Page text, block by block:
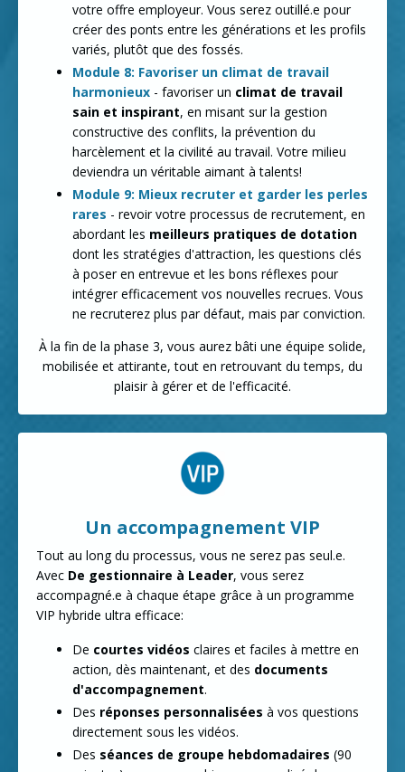
votre offre employeur. Vous serez outillé.e pour
créer des ponts entre les générations et les profils
variés, plutôt que des fossés.
Module 8: Favoriser un climat de travail
harmonieux - favoriser un climat de travail
sain et inspirant, en misant sur la gestion
constructive des conflits, la prévention du
harcèlement et la civilité au travail. Votre milieu
deviendra un véritable aimant à talents!
Module 9: Mieux recruter et garder les perles
rares - revoir votre processus de recrutement, en
abordant les meilleurs pratiques de dotation
dont les stratégies d'attraction, les questions clés
à poser en entrevue et les bons réflexes pour
intégrer efficacement vos nouvelles recrues. Vous
ne recruterez plus par défaut, mais par conviction.
À la fin de la phase 3, vous aurez bâti une équipe solide,
mobilisée et attirante, tout en retrouvant du temps, du
plaisir à gérer et de l'efficacité.
Un accompagnement VIP
Tout au long du processus, vous ne serez pas seul.e.
Avec De gestionnaire à Leader, vous serez
accompagné.e à chaque étape grâce à un programme
VIP hybride ultra efficace:
De courtes vidéos claires et faciles à mettre en
action, dès maintenant, et des documents
d'accompagnement.
Des réponses personnalisées à vos questions
directement sous les vidéos.
Des séances de groupe hebdomadaires (90